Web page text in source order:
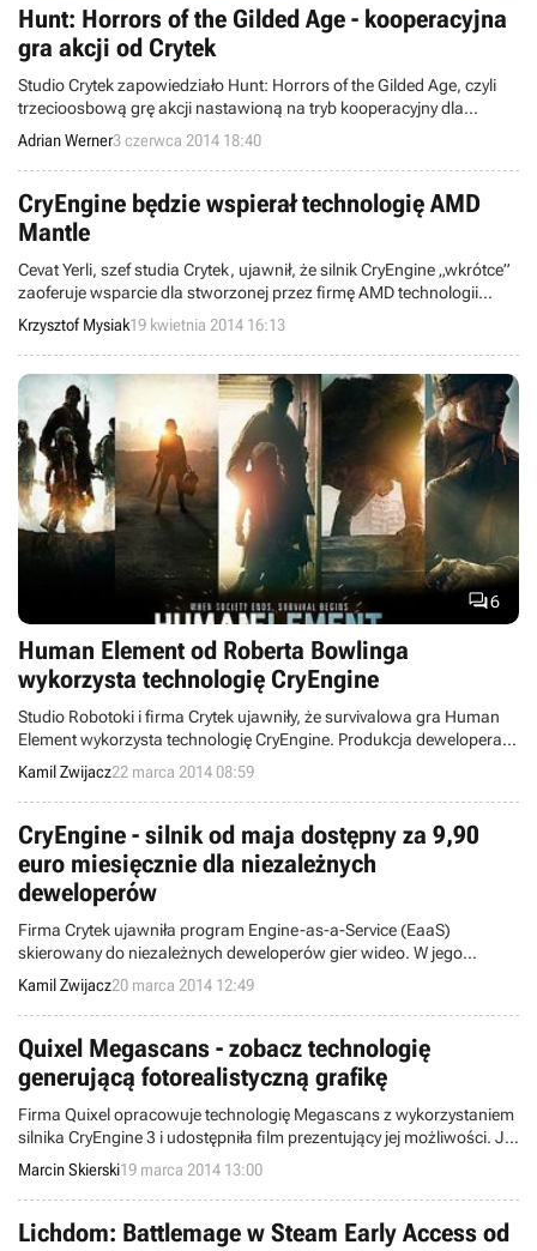
Hunt: Horrors of the Gilded Age - kooperacyjna
gra akcji od Crytek
Studio Crytek zapowiedziało Hunt: Horrors of the Gilded Age, czyli
trzecioosbową grę akcji nastawioną na tryb kooperacyjny dla
czterech graczy. Nad projektem pracuje amerykański oddział firmy,
w skład którego wchodzą głównie ludzie odpowiedzialni za serię
Darksiders.
Adrian Werner3 czerwca 2014 18:40
CryEngine będzie wspierał technologię AMD
Mantle
Cevat Yerli, szef studia Crytek, ujawnił, że silnik CryEngine „wkrótce”
zaoferuje wsparcie dla stworzonej przez firmę AMD technologii
Mantle. Do zapowiedzi doszło podczas imprezy GDC 2014 (mającej
miejsce w marcu tego roku), więc wieści na temat efektów
współpracy między obiema spółkami możemy oczekiwać już w
najbliższej przyszłości.
Krzysztof Mysiak19 kwietnia 2014 16:13
6
Human Element od Roberta Bowlinga
wykorzysta technologię CryEngine
Studio Robotoki i firma Crytek ujawniły, że survivalowa gra Human
Element wykorzysta technologię CryEngine. Produkcja dewelopera
dowodzonego przez Roberta Bowlinga trafi na rynek
prawdopodobnie w listopadzie 2015 roku, w wersji na komputery
PC. Oprócz tego, tytuł ukaże się także na PlayStation 4 i Xboksie One,
a specjalną edycję otrzymają również posiadacze urządzeń
mobilnych. Prequel na konsolę Ouya został anulowany.
Kamil Zwijacz22 marca 2014 08:59
CryEngine - silnik od maja dostępny za 9,90
euro miesięcznie dla niezależnych
deweloperów
Firma Crytek ujawniła program Engine-as-a-Service (EaaS)
skierowany do niezależnych deweloperów gier wideo. W jego
ramach udostępniana będzie technologia CryEngine za 9,90 euro
miesięcznie (cena za jednego użytkownika), bez pobierania
dodatkowych opłat od sprzedaży ukończonych produkcji.
Jednocześnie zapowiedziano, że niemiecki silnik wkrótce otrzyma
wsparcie dla Mantle API.
Kamil Zwijacz20 marca 2014 12:49
Quixel Megascans - zobacz technologię
generującą fotorealistyczną grafikę
Firma Quixel opracowuje technologię Megascans z wykorzystaniem
silnika CryEngine 3 i udostępniła film prezentujący jej możliwości. Jej
zamierzeniem jest możliwość umieszczenia w grach niemalże
fotorealistycznej oprawy graficznej.
Marcin Skierski19 marca 2014 13:00
Lichdom: Battlemage w Steam Early Access od